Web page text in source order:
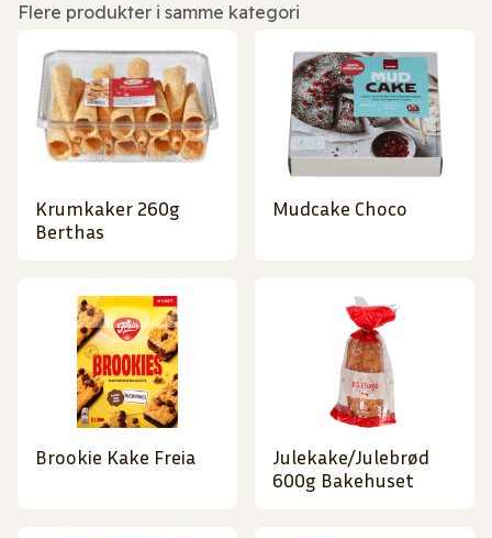
Flere produkter i samme kategori
Krumkaker 260g
Berthas
Mudcake Choco
Brookie Kake Freia
Julekake/Julebrød
600g Bakehuset